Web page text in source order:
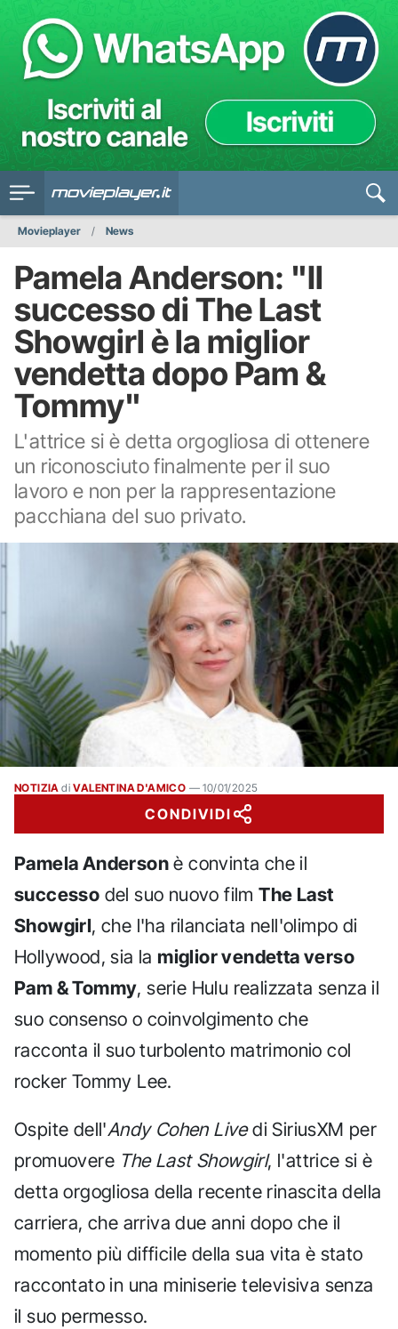
Movieplayer News
Pamela Anderson: "Il
successo di The Last
Showgirl è la miglior
vendetta dopo Pam &
Tommy"
L'attrice si è detta orgogliosa di ottenere
un riconosciuto finalmente per il suo
lavoro e non per la rappresentazione
pacchiana del suo privato.
NOTIZIA di VALENTINA D'AMICO —10/01/2025
CONDIVIDI
Pamela Anderson è convinta che il
successo del suo nuovo filmThe Last
Showgirl, che l'ha rilanciata nell'olimpo di
Hollywood, sia la miglior vendetta verso
Pam & Tommy, serie Hulu realizzata senza il
suo consenso o coinvolgimento che
racconta il suo turbolento matrimonio col
rocker Tommy Lee.
Ospite dell'Andy Cohen Livedi SiriusXM per
promuovere The Last Showgirl, l'attrice si è
detta orgogliosa della recente rinascita della
carriera, che arriva due anni dopo che il
momento più difficile della sua vita è stato
raccontato in una miniserie televisiva senza
il suo permesso.